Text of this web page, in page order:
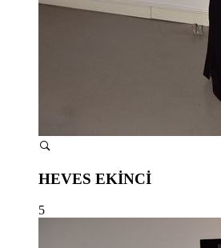
HEVES EKİNCİ
5